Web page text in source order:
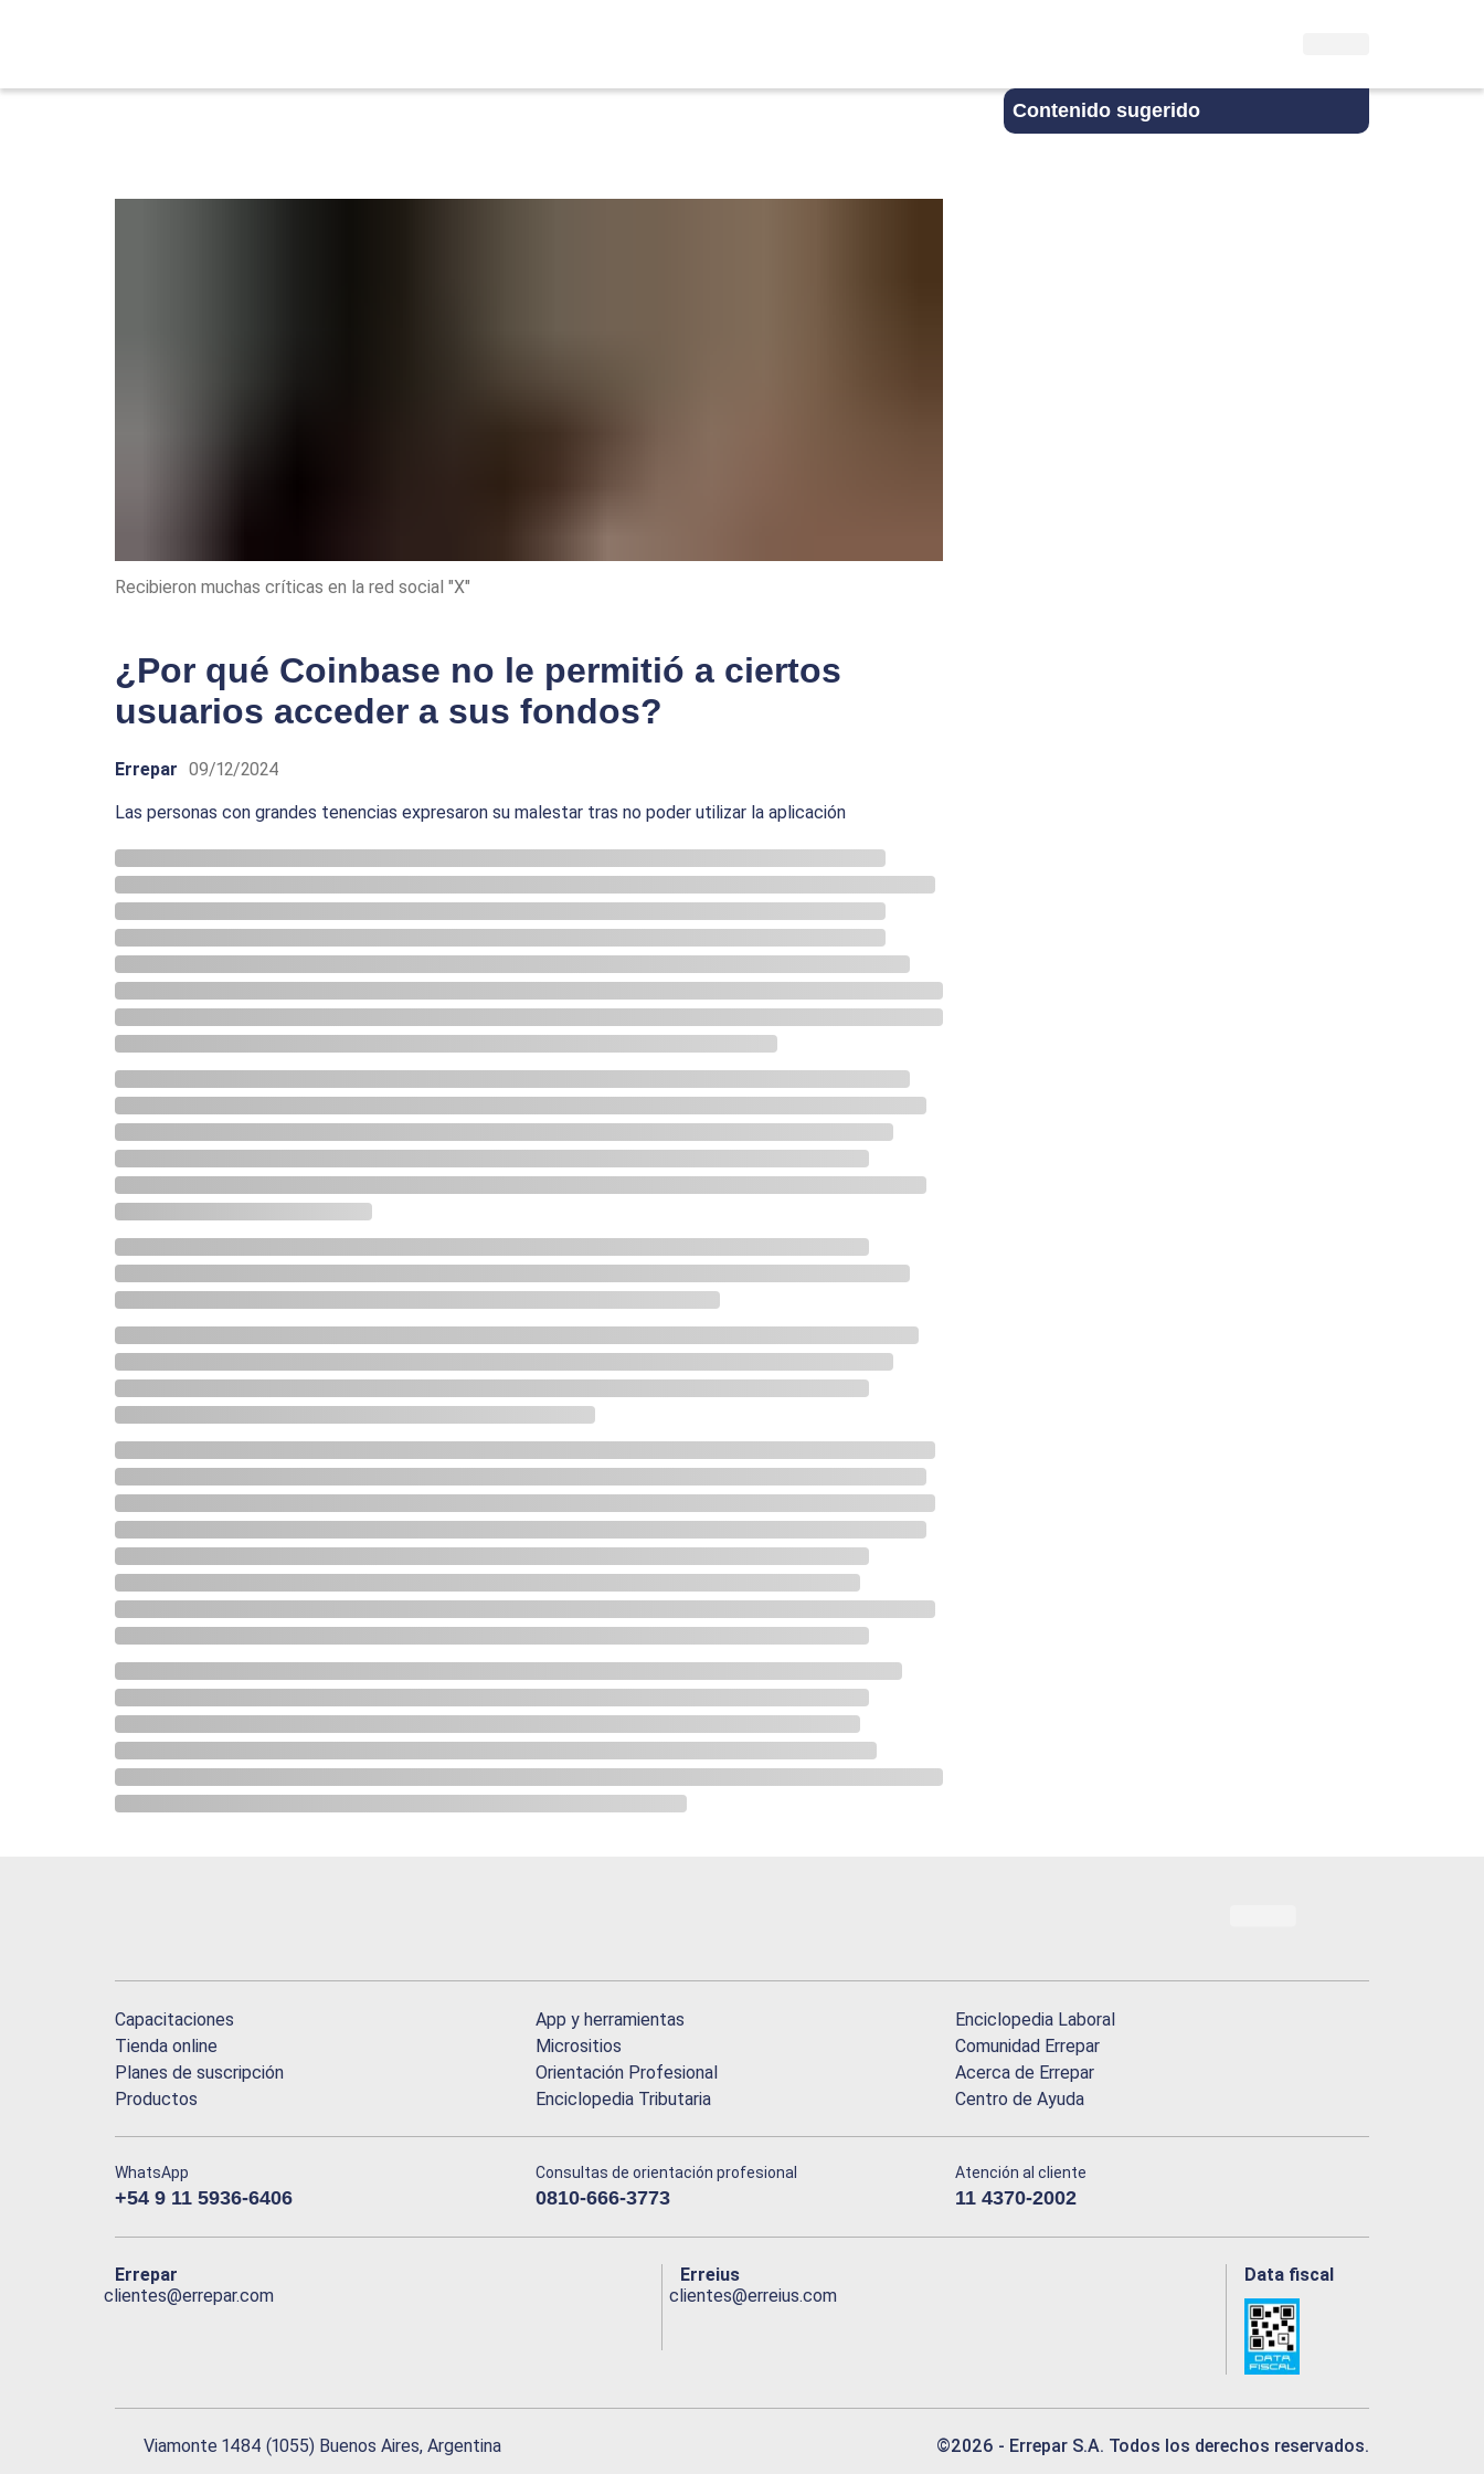
Contenido sugerido
Recibieron muchas críticas en la red social "X"
¿Por qué Coinbase no le permitió a ciertos
usuarios acceder a sus fondos?
Errepar 09/12/2024
Las personas con grandes tenencias expresaron su malestar tras no poder utilizar la aplicación
Capacitaciones
Tienda online
Planes de suscripción
Productos
App y herramientas
Micrositios
Orientación Profesional
Enciclopedia Tributaria
Enciclopedia Laboral
Comunidad Errepar
Acerca de Errepar
Centro de Ayuda
WhatsApp
+54 9 11 5936-6406
Consultas de orientación profesional
0810-666-3773
Atención al cliente
11 4370-2002
Errepar
clientes@errepar.com
Erreius
clientes@erreius.com
Data fiscal
Viamonte 1484 (1055) Buenos Aires, Argentina ©2026 - Errepar S.A. Todos los derechos reservados.